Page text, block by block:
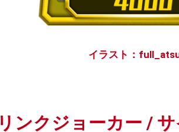
イラスト：
リンクジョーカー /